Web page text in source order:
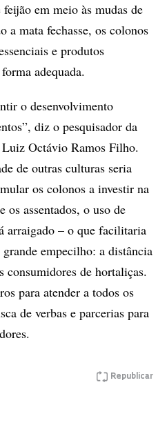
em meio às mudas de
a mata fechasse, os colonos
e produtos
adequada.
o desenvolvimento
diz o pesquisador da
Octávio Ramos Filho.
de outras culturas seria
os colonos a investir na
assentados, o uso de
arraigado – o que facilitaria
empecilho: a distância
consumidores de hortaliças.
para atender a todos os
de verbas e parcerias para
Republicar